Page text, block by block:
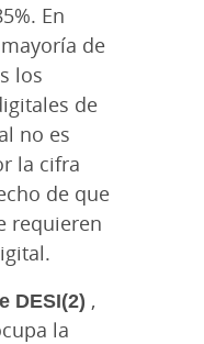
En
de
los
de
no es
la cifra
de que
requieren
DESI(2) ,
la